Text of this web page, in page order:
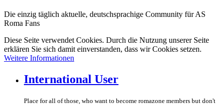
Die einzig täglich aktuelle, deutschsprachige Community für AS
Roma Fans
Diese Seite verwendet Cookies. Durch die Nutzung unserer Seite
erklären Sie sich damit einverstanden, dass wir Cookies setzen.
Weitere Informationen
International User
Place for all of those, who want to become romazone members but don't